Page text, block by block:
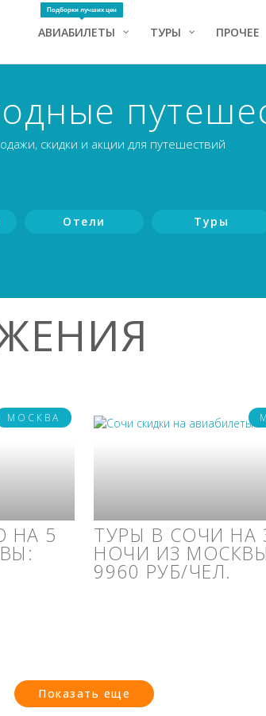
АВИАБИЛЕТЫ
Подборки лучших цен
ТУРЫ ПРОЧЕЕ
скидки и акции для путешествий
Отели Туры
МОСКВА
НА 5 ТУРЫ В СОЧИ НА
НОЧИ ИЗ
9960 РУБ/ЧЕЛ.
Показать еще